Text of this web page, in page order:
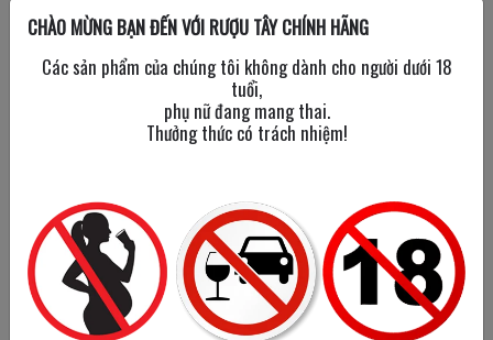
Đội ngũ chuyên viên tư vấn có kiến thức chuẩn về rượu ngoại
Giá tốt kèm quà tặng
Nhiều chương trình giảm giá, tặng quà cực giá trị
CHÀO MỪNG BẠN ĐẾN VỚI RƯỢU TÂY CHÍNH HÃNG
Các sản phẩm của chúng tôi không dành cho người dưới 18
tuổi,
phụ nữ đang mang thai.
Thưởng thức có trách nhiệm!